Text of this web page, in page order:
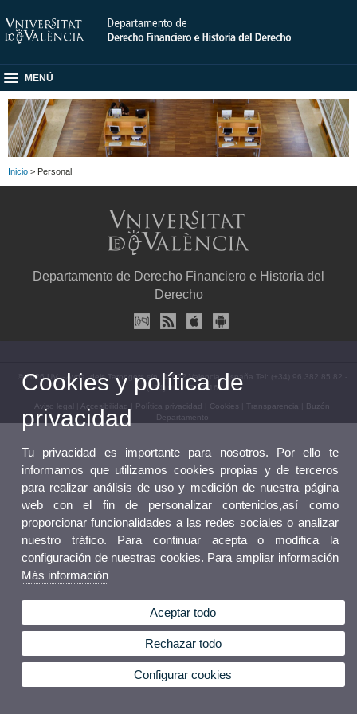
MENÚ
Inicio > Personal
Departamento de Derecho Financiero e Historia del
Derecho
© 2026 UV. - Avda. dels Tarongers s/n, 46022 Valencia. España.Tel: (+34) 96 382 85 82 -
(+34) 96 162 53 16
Aviso legal |Accesibilidad Política privacidad Cookies Transparencia
Buzón
Departamento
Cookies y política de
privacidad
Tu privacidad es importante para nosotros. Por ello te
informamos que utilizamos cookies propias y de terceros
para realizar análisis de uso y medición de nuestra página
web con el fin de personalizar contenidos,así como
proporcionar funcionalidades a las redes sociales o analizar
nuestro tráfico. Para continuar acepta o modifica la
configuración de nuestras cookies. Para ampliar información
Más información
Aceptar todo
Rechazar todo
Configurar cookies